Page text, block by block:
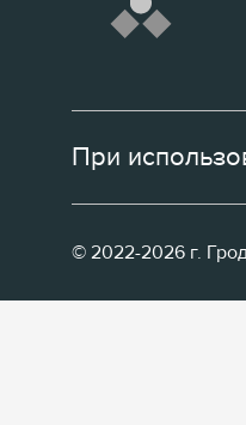
При
© 2022-2026 г.